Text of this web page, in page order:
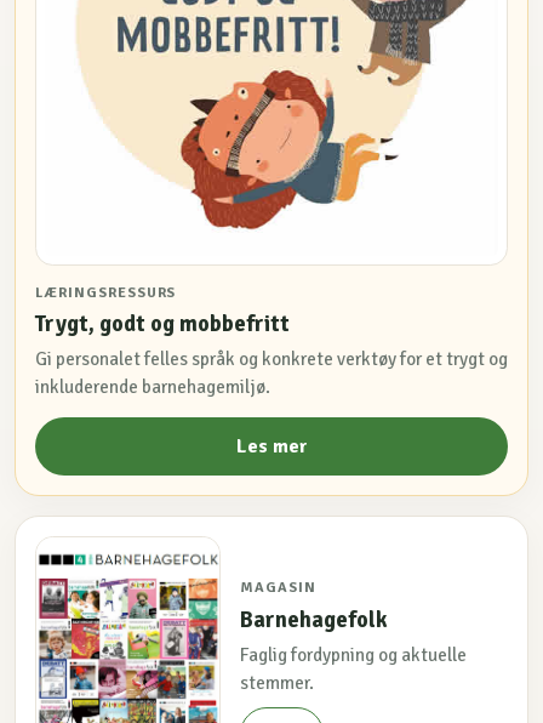
LÆRINGSRESSURS
Trygt, godt og mobbefritt
Gi personalet felles språk og konkrete verktøy for et trygt og
inkluderende barnehagemiljø.
Les mer
MAGASIN
Barnehagefolk
Faglig fordypning og aktuelle
stemmer.